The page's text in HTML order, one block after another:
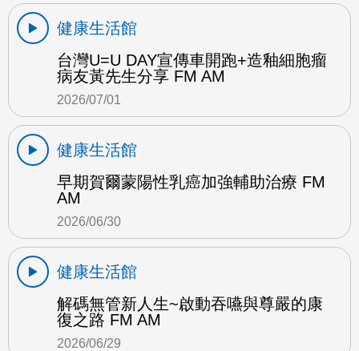
健康生活館
台灣U=U DAY宣傳車開跑+造釉細胞瘤
病友黃先生分享 FM AM
2026/07/01
健康生活館
早期賀爾蒙陽性乳癌加強輔助治療 FM
AM
2026/06/30
健康生活館
解碼無管新人生~啟動吞嚥與尊嚴的康
復之路 FM AM
2026/06/29